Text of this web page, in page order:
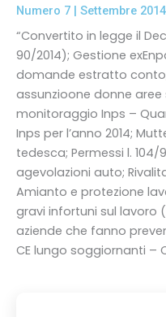
Numero 7 | Settembre 2014
“Convertito in legge il
90/2014); Gestione
domande estratto
assunzioone donne
monitoraggio Inps –
Inps per l’anno 2014;
tedesca; Permessi l.
agevolazioni auto;
Amianto e protezione
gravi infortuni sul lavoro
aziende che fanno
CE lungo soggiornanti –